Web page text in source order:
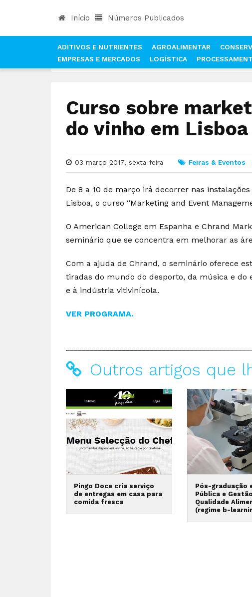
Início Números Publicados
ADITIVOS E NUTRIENTES AGROALIMENTAR
EMPRESAS E MERCADOS
LOGÍSTICA
CURSO
Curso sobre
do vinho em Lisboa
03 março 2017, sexta-feira Feiras & Eventos
De 8 a 10 de março irá decorrer nas
Lisboa, o curso “Marketing and Event
O American College em Espanha e Chrand
seminário que se concentra em melhorar as
Com a ajuda de Chrand, o seminário oferece
tiradas do mundo do desporto, da música e do
e à indústria vitivinícola.
VER PROGRAMA.
Outros artigos que
Pingo Doce cria serviço
de entregas em casa para
comida fresca
Pós-graduação
Pública e
Qualidade
(regime b-